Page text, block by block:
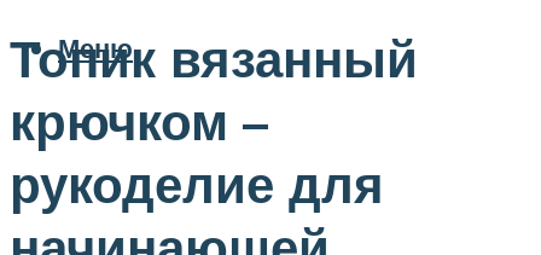
Меню
Топик вязанный
крючком –
рукоделие для